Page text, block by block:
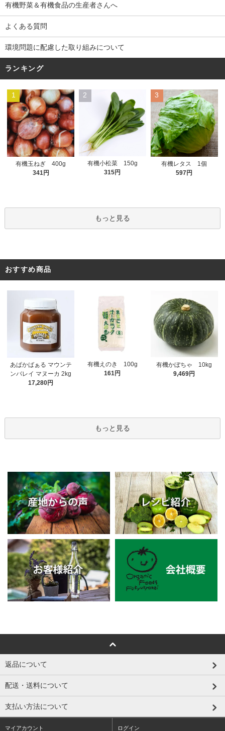
有機野菜＆有機食品の生産者さんへ
よくある質問
環境問題に配慮した取り組みについて
ランキング
1
有機玉ねぎ 400g
341円
2
有機小松菜 150g
315円
3
有機レタス 1個
597円
もっと見る
おすすめ商品
あぱかばぁる マウンテ
ンバレイ マヌーカ 2kg
17,280円
有機えのき 100g
161円
有機かぼちゃ 10kg
9,469円
もっと見る
返品について
配送・送料について
支払い方法について
マイアカウント ログイン